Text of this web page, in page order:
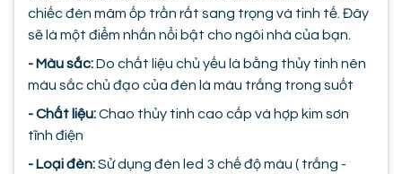
chiếc đèn mâm ốp trần rất sang trọng và tinh tế. Đây
sẽ là một điểm nhấn nổi bật cho ngôi nhà của bạn.
- Màu sắc:Do chất liệu chủ yếu là bằng thủy tinh nên
màu sắc chủ đạo của đèn là màu trắng trong suốt
- Chất liệu:Chao thủy tinh cao cấp và hợp kim sơn
tĩnh điện
- Loại đèn:Sử dụng đèn led 3 chế độ màu ( trắng -